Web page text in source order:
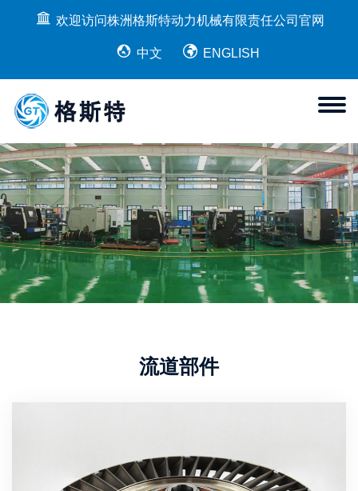
欢迎访问株洲格斯特动力机械有限责任公司官网
中文 ENGLISH
流道部件